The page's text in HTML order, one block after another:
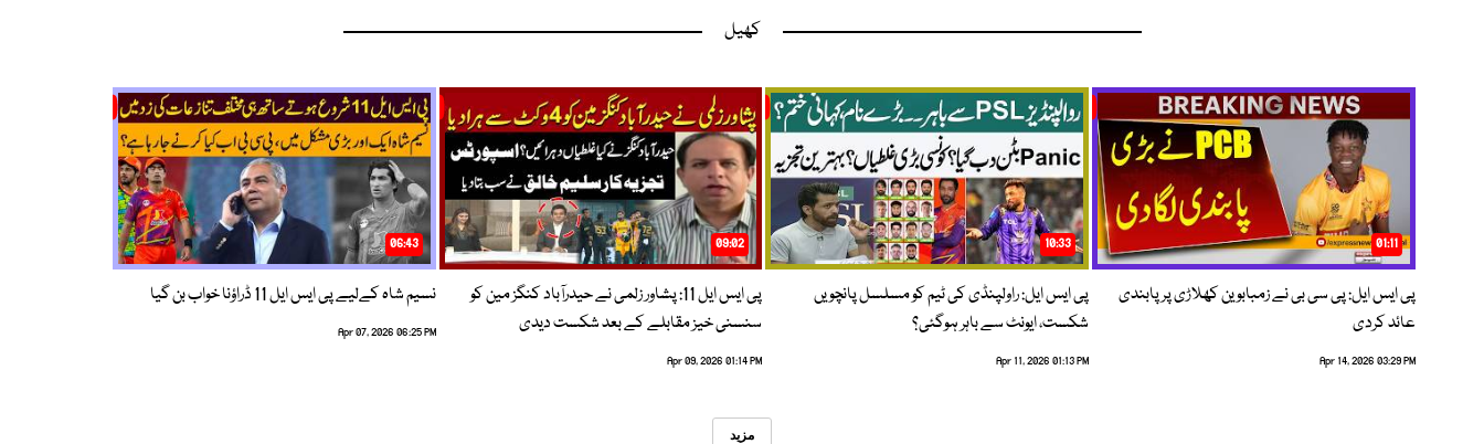
کھیل
01:11
پی ایس ایل: پی سی بی نے زمبابوین کھلاڑی پر پابندی
عائد کردی
Apr 14, 2026 03:29 PM
10:33
پی ایس ایل: راولپنڈی کی ٹیم کو مسلسل پانچویں
شکست، ایونٹ سے باہر ہوگئی؟
Apr 11, 2026 01:13 PM
09:02
پی ایس ایل 11: پشاور زلمی نے حیدرآباد کنگز مین کو
سنسنی خیز مقابلے کے بعد شکست دیدی
Apr 09, 2026 01:14 PM
06:43
نسیم شاہ کےلیے پی ایس ایل 11 ڈراؤنا خواب بن گیا
Apr 07, 2026 06:25 PM
مزید